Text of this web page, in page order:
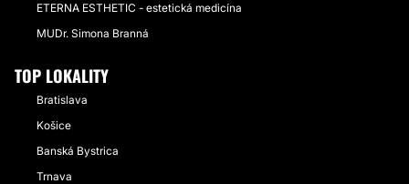
ETERNA ESTHETIC - estetická medicína
MUDr. Simona Branná
TOP LOKALITY
Bratislava
Košice
Banská Bystrica
Trnava